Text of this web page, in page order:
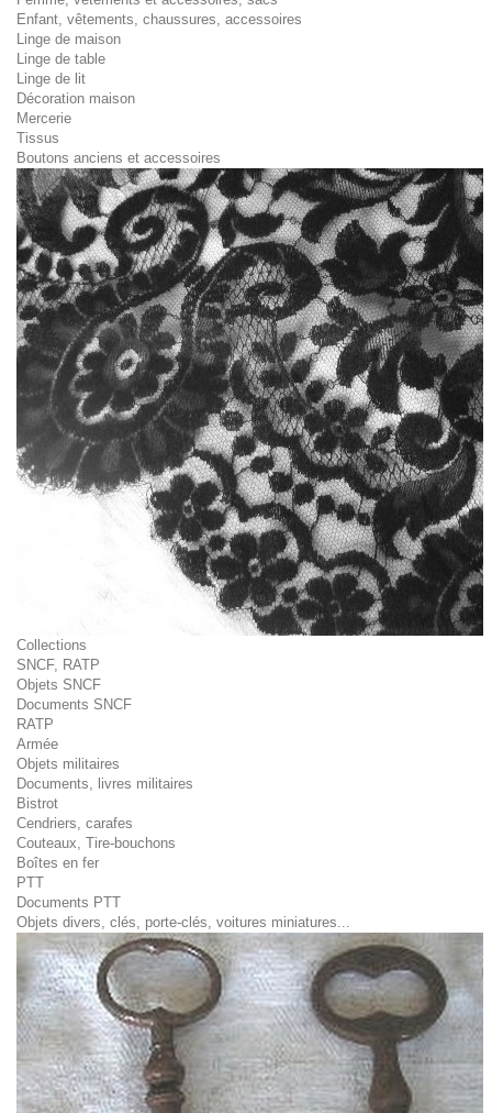
Enfant, vêtements, chaussures, accessoires
Linge de maison
Linge de table
Linge de lit
Décoration maison
Mercerie
Tissus
Boutons anciens et accessoires
Collections
SNCF, RATP
Objets SNCF
Documents SNCF
RATP
Armée
Objets militaires
Documents, livres militaires
Bistrot
Cendriers, carafes
Couteaux, Tire-bouchons
Boîtes en fer
PTT
Documents PTT
Objets divers, clés, porte-clés, voitures miniatures...